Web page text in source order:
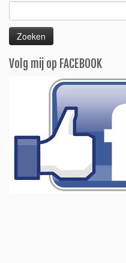
naar:
Volg mij op FACEBOOK